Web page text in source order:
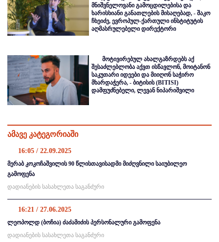
მნიშვნელოვანი გამოცდილებისა და
ხარისხიანი განათლების მისაღებად, - შაკო
ჩხეიძე, ევროპულ-ქართული ინსტიტუტის
აღმასრულებელი დირექტორი
მოტივირებულ ახალგაზრდებს აქ
შესაძლებლობა აქვთ ისწავლონ, მოიტანონ
საკუთარი იდეები და მიიღონ საჭირო
მხარდაჭერა, - ბიტისის (BITISI)
დამფუძნებელი, ლევან ნიპარიშვილი
ამავე კატეგორიაში
16:05 / 22.09.2025
მერაბ კოკოჩაშვილის 90 წლისთავისადმი მიძღვნილი საიუბილეო
გამოფენა
დადიანების სასახლეთა საგანძური
16:21 / 27.06.2025
ლეოპოლდ (ბოჩია) ძაძამიძის პერსონალური გამოფენა
დადიანების სასახლეთა საგანძური